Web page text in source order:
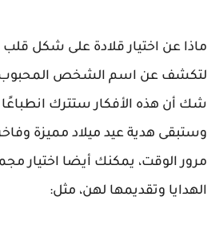
ماذا عن اختيار قلادة على شكل
لتكشف عن اسم الشخص المحبوب
شك أن هذه الأفكار ستترك انطباعًا
وستبقى هدية عيد ميلاد مميزة
مرور الوقت، يمكنك أيضا اختيار
الهدايا وتقديمها لهن، مثل: